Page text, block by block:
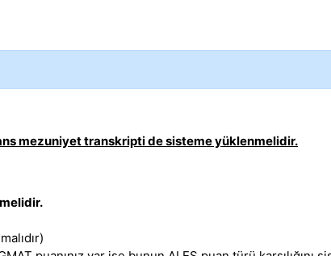
mezuniyet transkripti de sisteme yüklenmelidir.